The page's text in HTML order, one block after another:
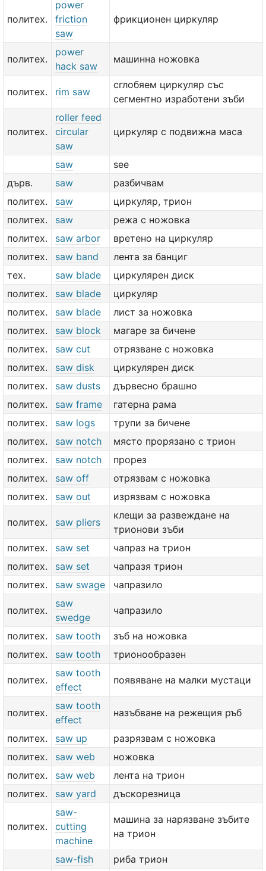
политех.
power
friction
saw
фрикционен циркуляр
политех.
power
hack saw
машинна ножовка
политех. rim saw
сглобяем циркуляр със
сегментно изработени зъби
политех.
roller feed
circular
saw
циркуляр с подвижна маса
saw
see
дърв.
saw
разбичвам
политех.
saw
циркуляр, трион
политех.
saw
режа с ножовка
политех.
saw arbor
вретено на циркуляр
политех.
saw band
лента за банциг
тех.
saw blade
циркулярен диск
политех.
saw blade
циркуляр
политех.
saw blade
лист за ножовка
политех.
saw block
магаре за бичене
политех.
saw cut
отрязване с ножовка
политех.
saw disk
циркулярен диск
политех.
saw dusts
дървесно брашно
политех.
saw frame
гатерна рама
политех.
saw logs
трупи за бичене
политех.
saw notch
място прорязано с трион
политех.
saw notch
прорез
политех.
saw off
отрязвам с ножовка
политех.
saw out изрязвам с ножовка
политех. saw pliers
клещи за развеждане на
трионови зъби
политех.
saw set
чапраз на трион
политех.
saw set
чапразя трион
политех.
saw swage чапразило
политех.
saw
swedge
чапразило
политех. saw tooth
зъб на ножовка
политех.
saw tooth трионообразен
политех.
saw tooth
effect
появяване на малки мустаци
политех.
saw tooth
effect
назъбване на режещия ръб
политех. saw up
разрязвам с ножовка
политех.
saw web
ножовка
политех.
saw web
лента на трион
политех.
saw yard дъскорезница
политех.
saw-
cutting
machine
машина за нарязване зъбите
на трион
saw-fish риба трион